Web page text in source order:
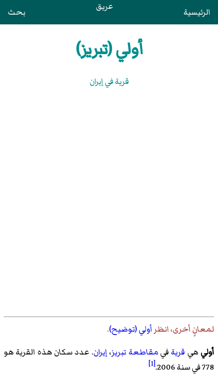
الرئيسية عريق بحث
أولي (تبريز)
قرية في إيران
لمعانٍ أخرى، انظر أولي (توضيح).
أولي هي قريةفيمقاطعة تبريز،إيران. عدد سكان هذه القرية هو
778 في سنة 2006.
[1]